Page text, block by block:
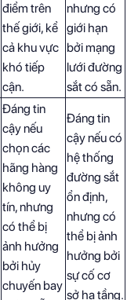
điểm trên
thế giới, kể
cả khu vực
khó tiếp
cận.
nhưng có
giới hạn
bởi mạng
lưới đường
sắt có sẵn.
Đáng tin
cậy nếu
chọn các
hãng hàng
không uy
tín, nhưng
có thể bị
ảnh hưởng
bởi hủy
chuyến bay
Đáng tin
cậy nếu có
hệ thống
đường sắt
ổn định,
nhưng có
thể bị ảnh
hưởng bởi
sự cố cơ
sở hạ tầng.